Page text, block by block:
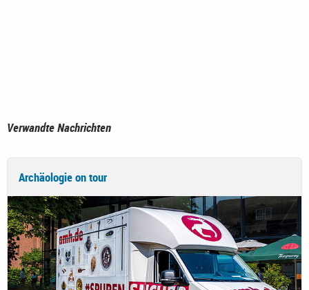
Verwandte Nachrichten
Archäologie on tour